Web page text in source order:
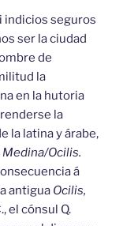
indicios seguros
ser la ciudad
de
la
en la hutoria
la
la latina y árabe,
Medina/Ocilis.
á
antigua Ocilis,
el cónsul Q.